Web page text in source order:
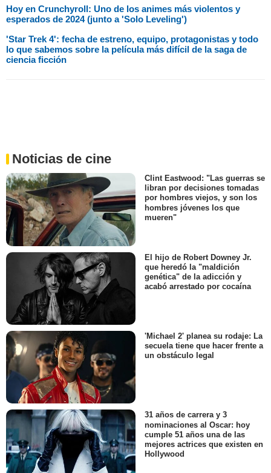
Hoy en Crunchyroll: Uno de los animes más violentos y
esperados de 2024 (junto a 'Solo Leveling')
'Star Trek 4': fecha de estreno, equipo, protagonistas y todo
lo que sabemos sobre la película más difícil de la saga de
ciencia ficción
Noticias de cine
Clint Eastwood: "Las guerras se
libran por decisiones tomadas
por hombres viejos, y son los
hombres jóvenes los que
mueren"
El hijo de Robert Downey Jr.
que heredó la "maldición
genética" de la adicción y
acabó arrestado por cocaína
'Michael 2' planea su rodaje: La
secuela tiene que hacer frente a
un obstáculo legal
31 años de carrera y 3
nominaciones al Oscar: hoy
cumple 51 años una de las
mejores actrices que existen en
Hollywood